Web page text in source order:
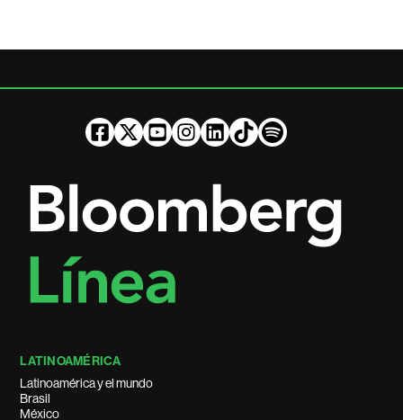
LATINOAMÉRICA
Latinoamérica y el mundo
Brasil
México